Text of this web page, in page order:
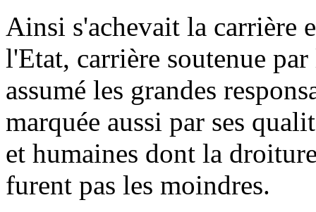
Ainsi s'achevait la carrière
l'Etat, carrière soutenue
assumé les grandes
marquée aussi par ses
et humaines dont la
furent pas les moindres.